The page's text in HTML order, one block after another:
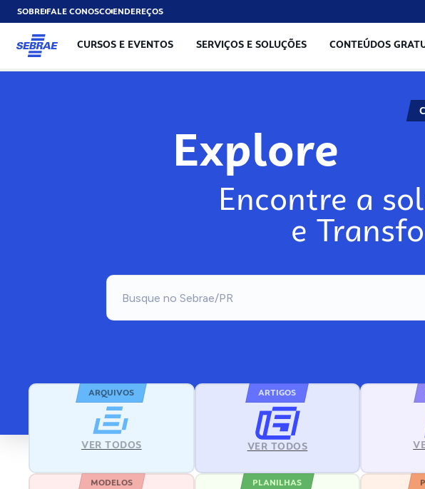
SOBREFALE CONOSCOENDEREÇOS
CURSOS E EVENTOS SERVIÇOS E SOLUÇÕES CONTEÚDOS
Explore
Encontre a
e
ARQUIVOS
VER TODOS
ARTIGOS
VER TODOS
MODELOS PLANILHAS